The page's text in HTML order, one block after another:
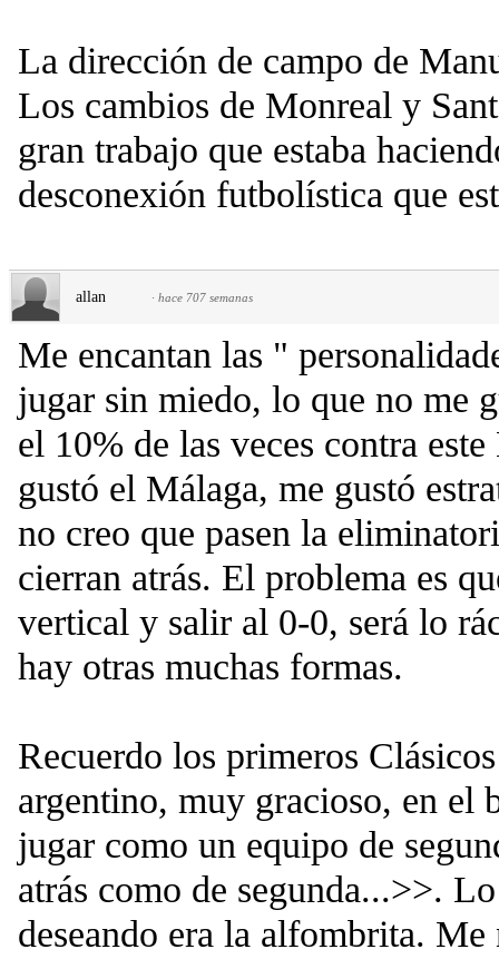
La dirección de campo de
Los cambios de Monreal y
gran trabajo que estaba
desconexión futbolística que
allan · hace 707 semanas
Me encantan las "
jugar sin miedo, lo que no me
el 10% de las veces contra
gustó el Málaga, me gustó
no creo que pasen la
cierran atrás. El problema es
vertical y salir al 0-0, será lo
hay otras muchas formas.
Recuerdo los primeros
argentino, muy gracioso, en el
jugar como un equipo de
atrás como de segunda...>>.
deseando era la alfombrita.